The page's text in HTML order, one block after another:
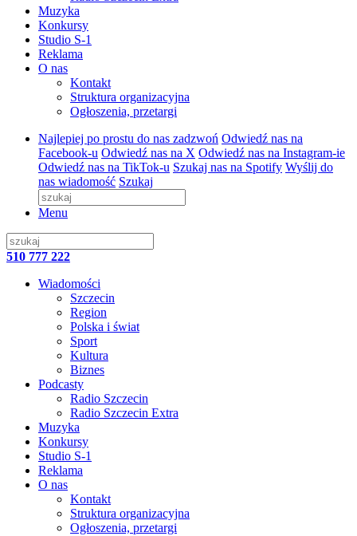
Muzyka
Konkursy
Studio S-1
Reklama
O nas
Kontakt
Struktura organizacyjna
Ogłoszenia, przetargi
Najlepiej po prostu do nas zadzwoń Odwiedź nas na
Facebook-u Odwiedź nas na X Odwiedź nas na Instagram-ie
Odwiedź nas na TikTok-u Szukaj nas na Spotify Wyślij do
nas wiadomość Szukaj
Menu
510 777 222
Wiadomości
Szczecin
Region
Polska i świat
Sport
Kultura
Biznes
Podcasty
Radio Szczecin
Radio Szczecin Extra
Muzyka
Konkursy
Studio S-1
Reklama
O nas
Kontakt
Struktura organizacyjna
Ogłoszenia, przetargi